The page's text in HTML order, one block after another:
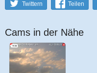
Twittern Teilen
Cams in der Nähe